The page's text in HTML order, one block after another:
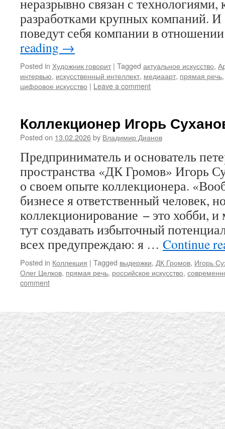
неразрывно связан с технологиями,
разработками крупных компаний. И
поведут себя компании в
reading →
Posted in Художник говорит | Tagged актуальное искусство,
интервью, искусственный интеллект, медиаарт, прямая речь
цифровое искусство | Leave a comment
Коллекционер Игорь
Posted on 13.02.2026by Владимир Дианов
Предприниматель и основатель
пространства «ДК Громов» Игорь
о своем опыте коллекционера.
бизнесе я ответственный человек,
коллекционирование − это хобби, и
тут создавать избыточный
всех предупреждаю: я … Continue
Posted in Коллекция | Tagged выдержки, ДК Громов, Игорь
Олег Целков, прямая речь, российское искусство,
comment